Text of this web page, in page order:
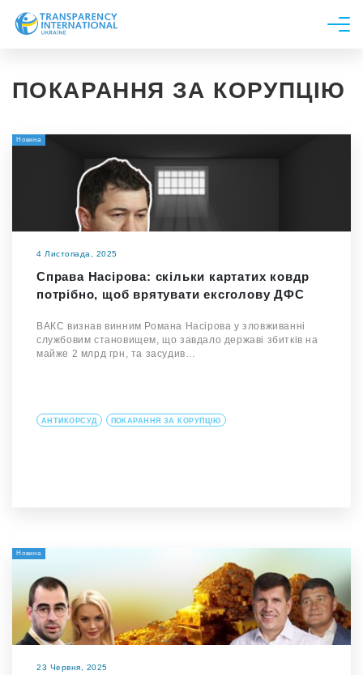
Новини
Напрями роботи
Долучитися
ПОКАРАННЯ ЗА КОРУПЦІЮ
Новина
4 Листопада, 2025
Справа Насірова: скільки картатих ковдр
потрібно, щоб врятувати ексголову ДФС
ВАКС визнав винним Романа Насірова у зловживанні
службовим становищем, що завдало державі збитків на
майже 2 млрд грн, та засудив…
АНТИКОРСУД ПОКАРАННЯ ЗА КОРУПЦІЮ
Новина
23 Червня, 2025